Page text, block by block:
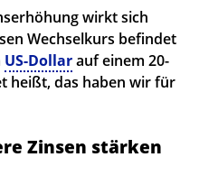
wirkt sich
Wechselkurs befindet
US-Dollarauf einem 20-
heißt, das haben wir für
Zinsen stärken